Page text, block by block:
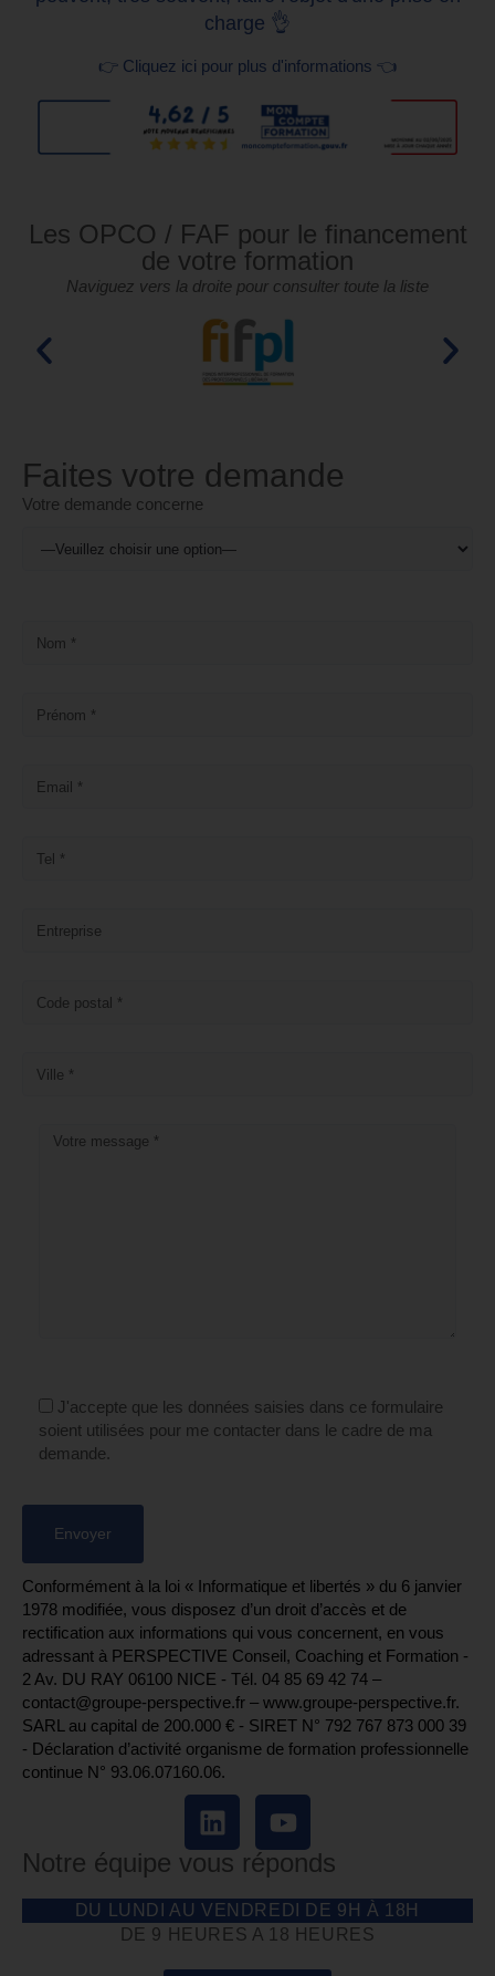
charge 👌
👉 Cliquez ici pour plus d'informations 👈
Les OPCO / FAF pour le financement
de votre formation
Naviguez vers la droite pour consulter toute la liste
Faites votre demande
Votre demande concerne
J'accepte que les données saisies dans ce formulaire
soient utilisées pour me contacter dans le cadre de ma
demande.
Conformément à la loi « Informatique et libertés » du 6 janvier
1978 modifiée, vous disposez d’un droit d’accès et de
rectification aux informations qui vous concernent, en vous
adressant à PERSPECTIVE Conseil, Coaching et Formation -
2 Av. DU RAY 06100 NICE - Tél. 04 85 69 42 74⁩ –
contact@groupe-perspective.fr – www.groupe-perspective.fr.
SARL au capital de 200.000 € - SIRET N° 792 767 873 000 39
- Déclaration d’activité organisme de formation professionnelle
continue N° 93.06.07160.06.
Notre équipe vous réponds
DU LUNDI AU VENDREDI DE 9H À 18H
DE 9 HEURES A 18 HEURES